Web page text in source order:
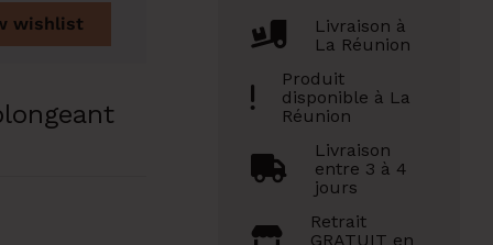
wishlist
Livraison à
La Réunion
Produit
disponible à La
Réunion
Livraison
entre 3 à 4
jours
Retrait
GRATUIT en